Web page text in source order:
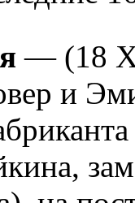
— (18
и